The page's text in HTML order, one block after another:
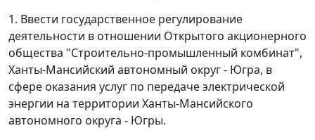
1. Ввести государственное регулирование
деятельности в отношении Открытого акционерного
общества "Строительно-промышленный комбинат",
Ханты-Мансийский автономный округ - Югра, в
сфере оказания услуг по передаче электрической
энергии на территории Ханты-Мансийского
автономного округа - Югры.